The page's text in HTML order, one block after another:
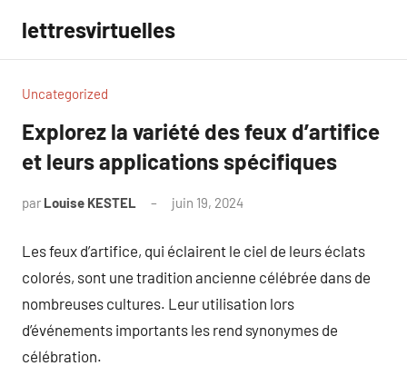
contenu
lettresvirtuelles
Uncategorized
Explorez la variété des feux d’artifice
et leurs applications spécifiques
par Louise KESTEL juin 19, 2024
Les feux d’artifice, qui éclairent le ciel de leurs éclats
colorés, sont une tradition ancienne célébrée dans de
nombreuses cultures. Leur utilisation lors
d’événements importants les rend synonymes de
célébration.